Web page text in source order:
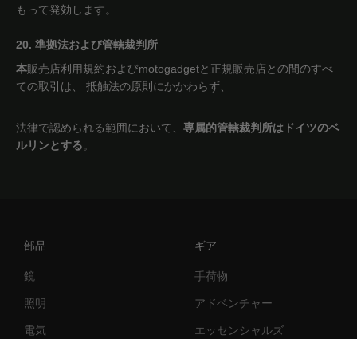
もって発効します。
20. 準拠法および管轄裁判所
本販売店利用規約およびmotogadgetと正規販売店との間のすべ
ての取引は、 抵触法の原則にかかわらず、
法律で認められる範囲において、 専属的管轄裁判所はドイツのベ
ルリンとする。
部品
鏡
照明
電気
ギア
手荷物
アドベンチャー
エッセンシャルズ